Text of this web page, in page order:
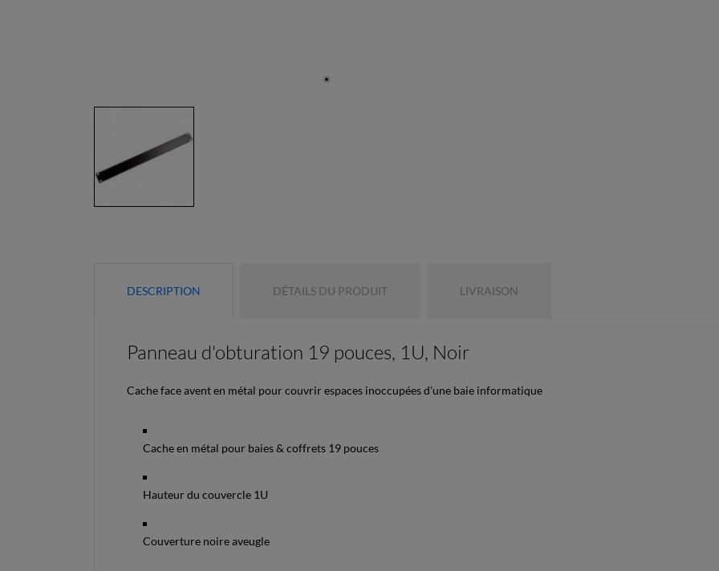
DESCRIPTION DÉTAILS DU PRODUIT LIVRAISON
Panneau d'obturation 19 pouces, 1U, Noir
Cache face avent en métal pour couvrir espaces inoccupées d'une baie informatique
Cache en métal pour baies & coffrets 19 pouces
Hauteur du couvercle 1U
Couverture noire aveugle